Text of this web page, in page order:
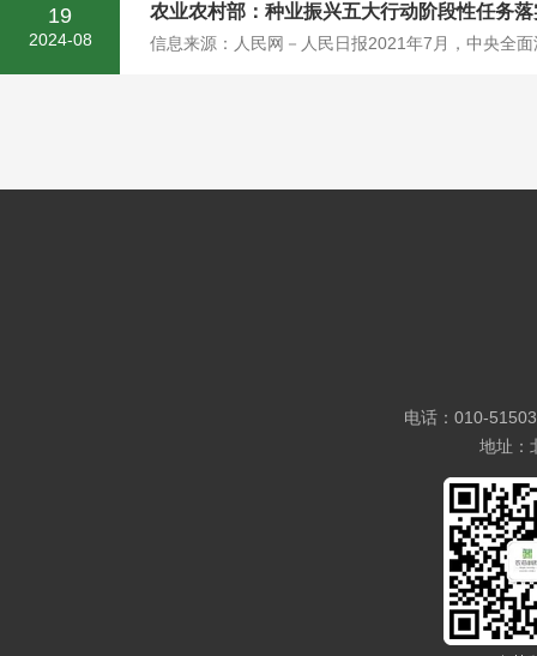
农业农村部：种业振兴五大行动阶段性任务
信息来源：人民网－人民日报2021年7月，中央全
19
2024-08
电话：010-
地址：